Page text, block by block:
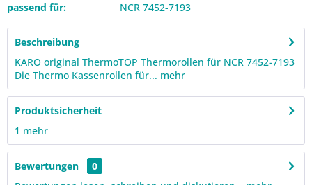
passend für:
NCR 7452-7193
Beschreibung
KARO original ThermoTOP Thermorollen für NCR 7452-7193
Die Thermo Kassenrollen für... mehr
Produktsicherheit
1 mehr
Bewertungen
0